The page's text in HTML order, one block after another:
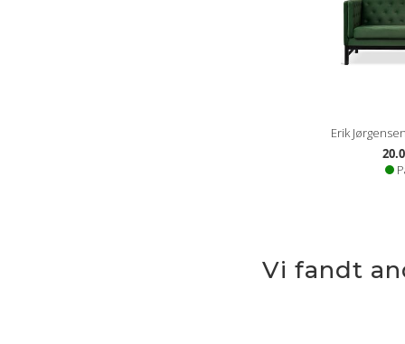
Erik
Vi fandt